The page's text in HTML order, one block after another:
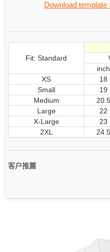
Download template
Fit: Standard
inch
XS
18
Small
19
Medium
20.5
Large
22
X-Large
23
2XL
24.5
客户推薦